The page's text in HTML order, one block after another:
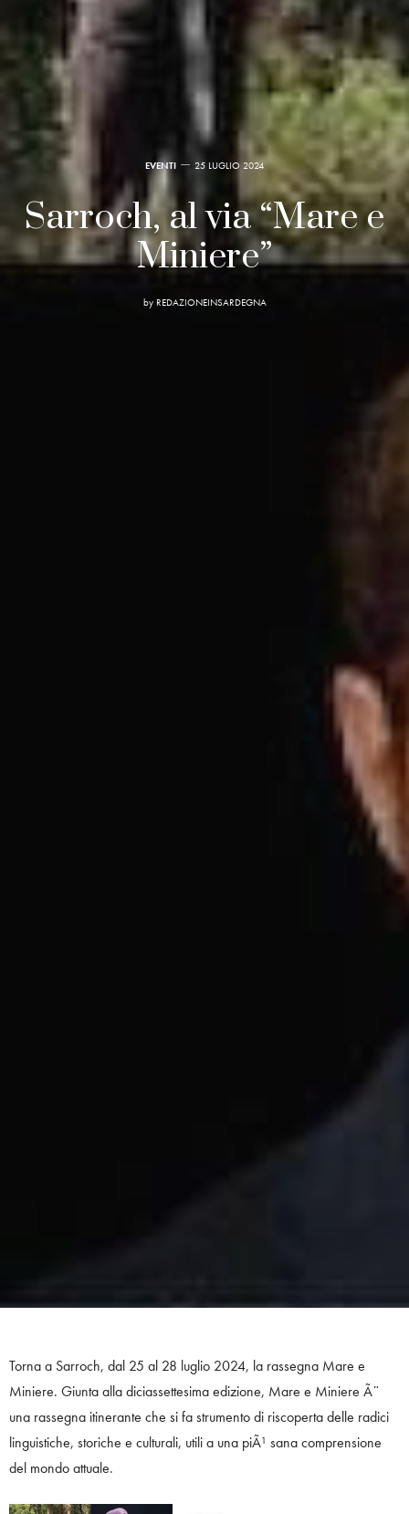
EVENTI 25 LUGLIO 2024
Sarroch, al via “Mare e
Miniere”
by REDAZIONEINSARDEGNA
Torna a Sarroch, dal 25 al 28 luglio 2024, la rassegna Mare e
Miniere. Giunta alla diciassettesima edizione, Mare e Miniere Ã¨
una rassegna itinerante che si fa strumento di riscoperta delle radici
linguistiche, storiche e culturali, utili a una piÃ¹ sana comprensione
del mondo attuale.